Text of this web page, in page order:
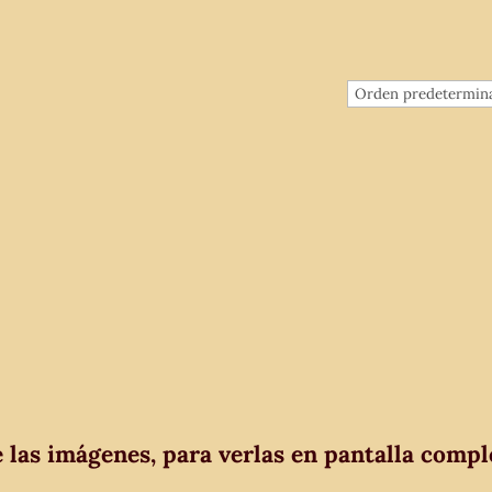
imágenes, para verlas en pantalla